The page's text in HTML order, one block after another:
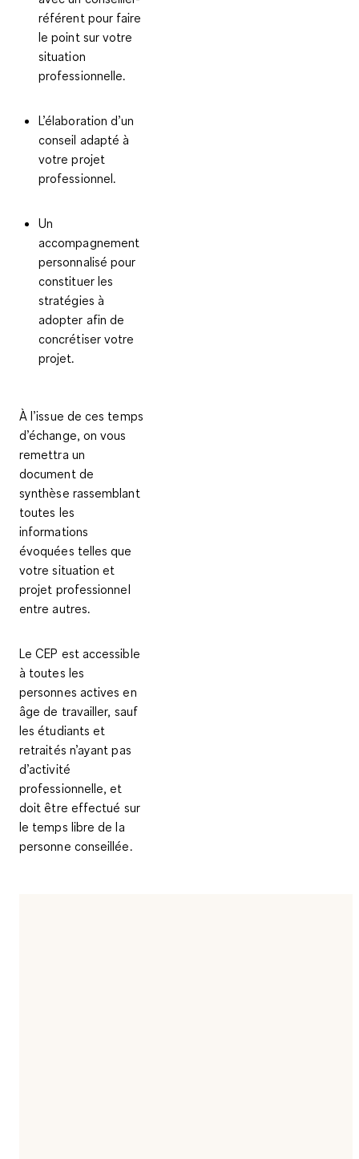
référent pour faire
le point sur votre
situation
professionnelle.
L’élaboration d’un
conseil adapté à
votre projet
professionnel.
Un
accompagnement
personnalisé pour
constituer les
stratégies à
adopter afin de
concrétiser votre
projet.
À l’issue de ces temps
d’échange, on vous
remettra un
document de
synthèse rassemblant
toutes les
informations
évoquées telles que
votre situation et
projet professionnel
entre autres.
Le CEP est accessible
à toutes les
personnes actives en
âge de travailler, sauf
les étudiants et
retraités n’ayant pas
d’activité
professionnelle, et
doit être effectué sur
le temps libre de la
personne conseillée.